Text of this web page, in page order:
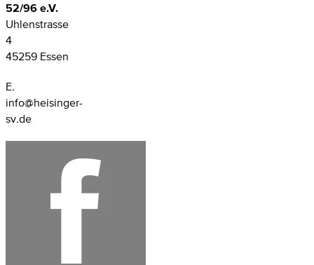
52/96 e.V.
Uhlenstrasse
4
45259 Essen
E.
info@heisinger-
sv.de